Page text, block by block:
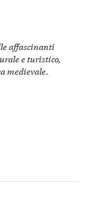
affascinanti
e turistico,
medievale.